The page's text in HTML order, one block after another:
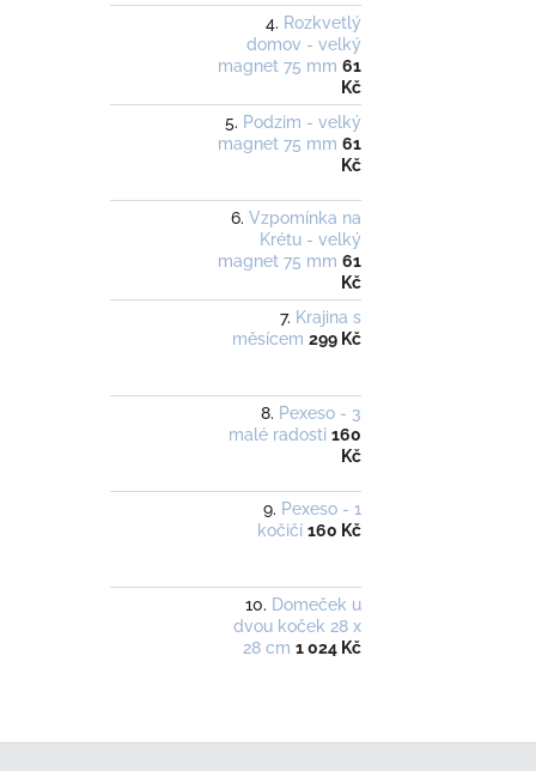
Rozkvetlý
domov - velký
magnet 75 mm 61
Kč
Podzim - velký
magnet 75 mm 61
Kč
Vzpomínka na
Krétu - velký
magnet 75 mm 61
Kč
Krajina s
měsícem 299 Kč
Pexeso - 3
malé radosti 160
Kč
Pexeso - 1
kočičí 160 Kč
Domeček u
dvou koček 28 x
28 cm 1 024 Kč